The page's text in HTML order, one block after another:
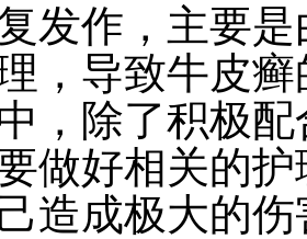
发作，主要
，导致牛皮
，除了积极
做好相关的
造成极大的伤